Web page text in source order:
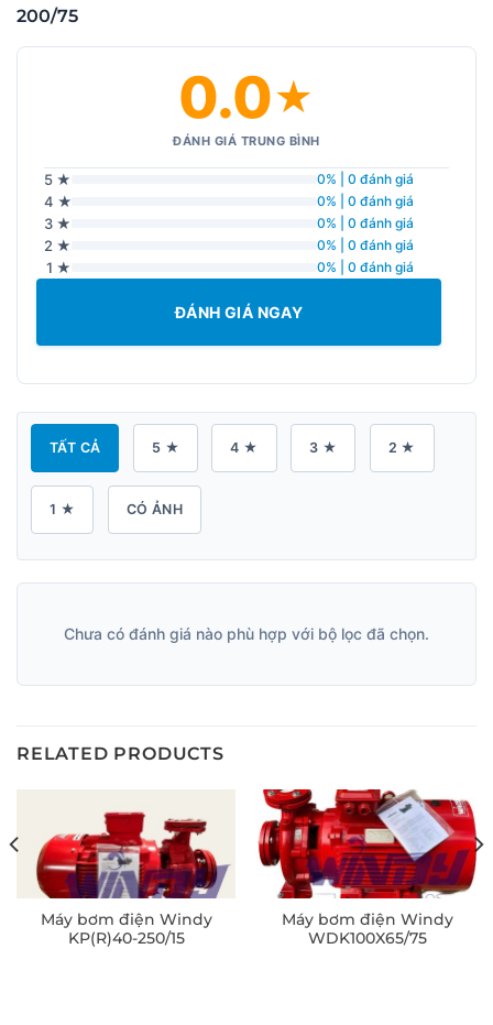
200/75
0.0★
ĐÁNH GIÁ TRUNG BÌNH
5 ★ 0% | 0 đánh giá
4 ★ 0% | 0 đánh giá
3 ★ 0% | 0 đánh giá
2 ★ 0% | 0 đánh giá
1 ★ 0% | 0 đánh giá
ĐÁNH GIÁ NGAY
TẤT CẢ 5 ★ 4 ★ 3 ★ 2 ★
1 ★ CÓ ẢNH
Chưa có đánh giá nào phù hợp với bộ lọc đã chọn.
RELATED PRODUCTS
Máy bơm điện Windy
KP(R)40-250/15
Máy bơm điện Windy
WDK100X65/75